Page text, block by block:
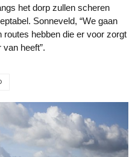
het dorp zullen scheren
Sonneveld, “We gaan
routes hebben die er voor zorgt
heeft”.